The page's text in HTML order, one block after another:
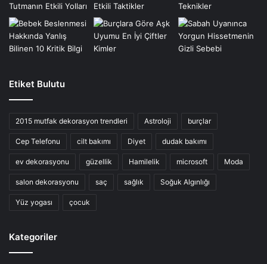
Etiket Bulutu
2015 mutfak dekorasyon trendleri Astroloji burçlar
Cep Telefonu cilt bakımı Diyet dudak bakımı
ev dekorasyonu güzellik Hamilelik microsoft Moda
salon dekorasyonu saç sağlık Soğuk Algınlığı
Yüz yogası çocuk
Kategoriler